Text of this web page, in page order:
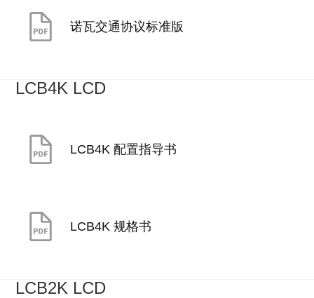
诺瓦交通协议标准版
LCB4K LCD
LCB4K 配置指导书
LCB4K 规格书
LCB2K LCD